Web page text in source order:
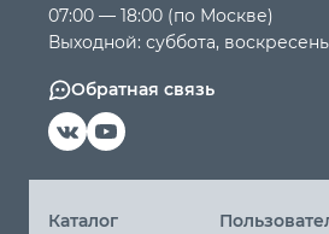
07:00 — 18:00 (по Москве)
Выходной: суббота,
Обратная связь
Каталог